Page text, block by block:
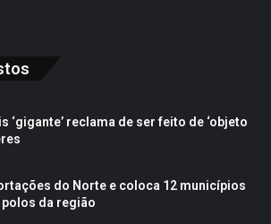
‘gigante’ reclama de ser feito de ‘objeto
do Norte e coloca 12 municípios
da região